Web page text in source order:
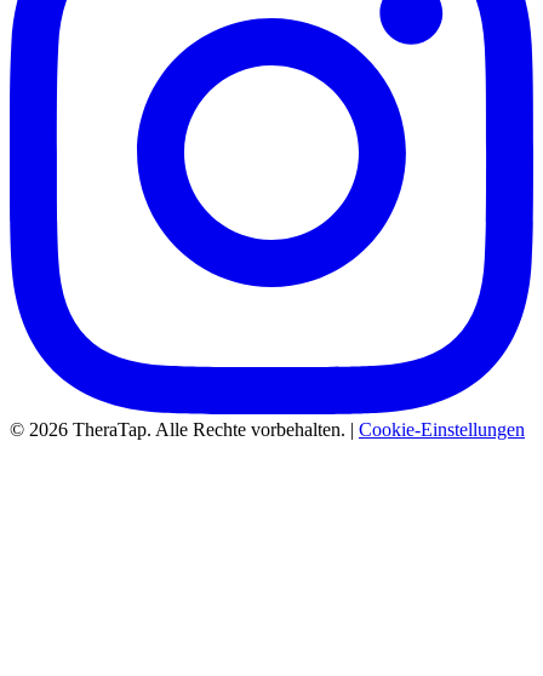
© 2026 TheraTap. Alle Rechte vorbehalten. | Cookie-Einstellungen